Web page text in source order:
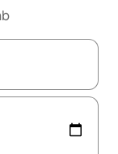
รวจผลการค้นหา